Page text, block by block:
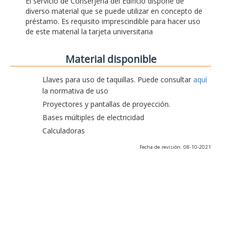
diverso material que se puede utilizar en concepto de
préstamo. Es requisito imprescindible para hacer uso
de este material la tarjeta universitaria
Material disponible
Llaves para uso de taquillas. Puede consultar aquí
la normativa de uso
Proyectores y pantallas de proyección.
Bases múltiples de electricidad
Calculadoras
Fecha de revisión: 08-10-2021